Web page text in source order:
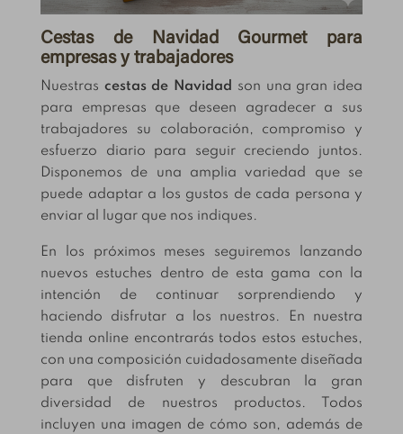
Cestas de Navidad Gourmet para
empresas y trabajadores
Nuestras cestas de Navidad
son una gran idea
para empresas que deseen agradecer a sus
trabajadores su colaboración, compromiso y
esfuerzo diario para seguir creciendo juntos.
Disponemos de una amplia variedad que se
puede adaptar a los gustos de cada persona y
enviar al lugar que nos indiques.
En los próximos meses seguiremos lanzando
nuevos estuches dentro de esta gama con la
intención de continuar sorprendiendo y
haciendo disfrutar a los nuestros. En nuestra
tienda online encontrarás todos estos estuches,
con una composición cuidadosamente diseñada
para que disfruten y descubran la gran
diversidad de nuestros productos. Todos
incluyen una imagen de cómo son, además de